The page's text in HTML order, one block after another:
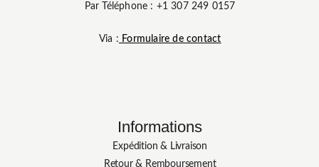
Par Téléphone : +1 307 249 0157
Via : Formulaire de contact
Informations
Expédition & Livraison
Retour & Remboursement